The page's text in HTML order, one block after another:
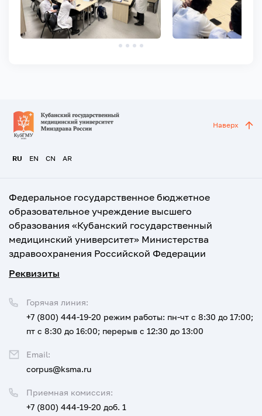
RU EN CN AR
Наверх
Федеральное государственное бюджетное
образовательное учреждение высшего
образования «Кубанский государственный
медицинский университет» Министерства
здравоохранения Российской Федерации
Реквизиты
Приемная комиссия:
+7 (800) 444-19-20 доб. 1
Горячая линия:
+7 (800) 444-19-20 режим работы: пн-чт с 8:30 до 17:00;
пт с 8:30 до 16:00; перерыв с 12:30 до 13:00
Email:
corpus@ksma.ru